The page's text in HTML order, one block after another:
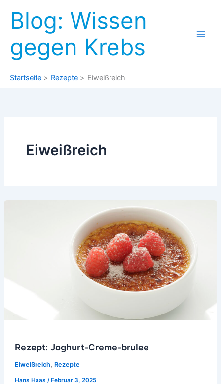
Inhalt
springen
Blog: Wissen
gegen Krebs
Startseite Rezepte Eiweißreich
Eiweißreich
Rezept: Joghurt-Creme-brulee
Eiweißreich, Rezepte
Hans Haas /Februar 3, 2025